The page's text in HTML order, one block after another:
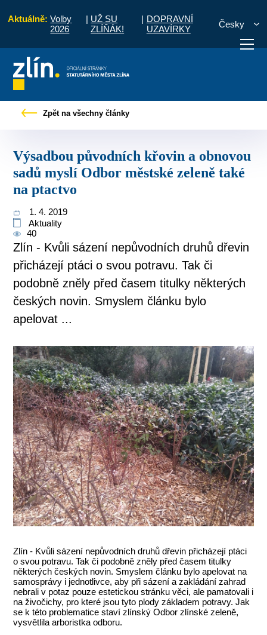
Aktuálně: Volby
2026
| UŽ SU
ZLÍŇÁK!
| DOPRAVNÍ
UZAVÍRKY
Česky
vyřídit Potřebuji zaplatit
Zpět na všechny články
Výsadbou původních křovin a obnovou
sadů myslí Odbor městské zeleně také
na ptactvo
1. 4. 2019
Aktuality
40
Zlín - Kvůli sázení nepůvodních druhů dřevin
přicházejí ptáci o svou potravu. Tak či
podobně zněly před časem titulky některých
českých novin. Smyslem článku bylo
apelovat ...
Zlín - Kvůli sázení nepůvodních druhů dřevin přicházejí ptáci
o svou potravu. Tak či podobně zněly před časem titulky
některých českých novin. Smyslem článku bylo apelovat na
samosprávy i jednotlivce, aby při sázení a zakládání zahrad
nebrali v potaz pouze estetickou stránku věci, ale pamatovali i
na živočichy, pro které jsou tyto plody základem potravy. Jak
se k této problematice staví zlínský Odbor zlínské zeleně,
vysvětlila arboristka odboru.